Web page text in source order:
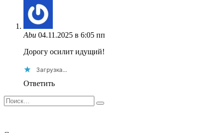
Abu 04.11.2025 в 6:05 пп
Дорогу осилит идущий!
Загрузка...
Ответить
Search
for: